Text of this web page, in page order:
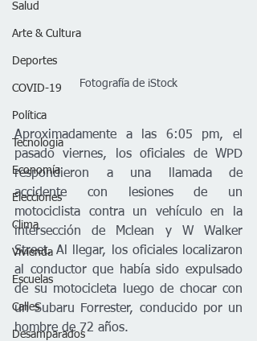
Salud
Arte & Cultura
Deportes
COVID-19
Política
Tecnología
Economía
Elecciones
Clima
Vivienda
Escuelas
Calles
Desamparados
Fotografía de iStock
Aproximadamente a las 6:05 pm, el
pasado viernes, los oficiales de WPD
respondieron a una llamada de
accidente con lesiones de un
motociclista contra un vehículo en la
intersección de Mclean y W Walker
Street. Al llegar, los oficiales localizaron
al conductor que había sido expulsado
de su motocicleta luego de chocar con
un Subaru Forrester, conducido por un
hombre de 72 años.